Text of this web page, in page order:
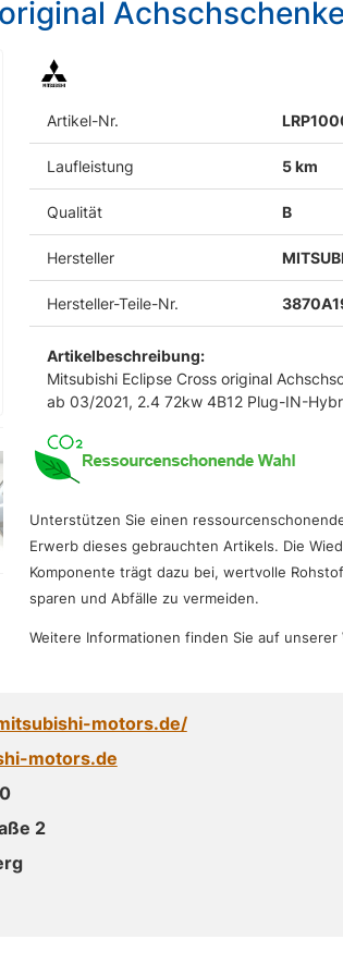
Artikel-Nr.
Laufleistung 5 km
Qualität B
Hersteller
Hersteller-Teile-Nr.
Artikelbeschreibung:
Mitsubishi Eclipse Cross original
ab 03/2021, 2.4 72kw 4B12 Plug-IN-
Unterstützen Sie einen
Erwerb dieses gebrauchten Artikels. Die
Komponente trägt dazu bei, wertvolle
sparen und Abfälle zu vermeiden.
Weitere Informationen finden Sie auf unserer
motors.de/
motors.de
2